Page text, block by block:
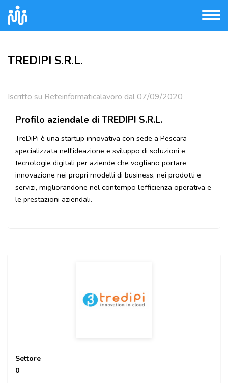
TREDIPI S.R.L.
Iscritto su Reteinformaticalavoro dal 07/09/2020
Profilo aziendale di TREDIPI S.R.L.
TreDiPi è una startup innovativa con sede a Pescara
specializzata nell'ideazione e sviluppo di soluzioni e
tecnologie digitali per aziende che vogliano portare
innovazione nei propri modelli di business, nei prodotti e
servizi, migliorandone nel contempo l’efficienza operativa e
le prestazioni aziendali.
Settore
0